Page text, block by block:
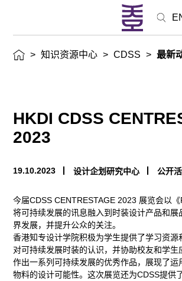
> 知识资源中心 > CDSS > 最新
HKDI CDSS
2023
19.10.2023 设计企划研究中心 公开
今届CDSS CENTRESTAGE 2023 展览会以《
将可持续发展的讯息融入到时装设计产品和展
界发展，并提升公众的关注。
香港知专设计学院积极为学生提供了学习资源
对可持续发展时装的认识，并协助校友和学生
作出一系列可持续发展的优秀作品，展现了运
物料的设计可能性。这次展览还为CDSS提供